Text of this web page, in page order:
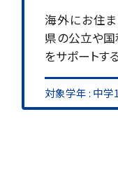
海外にお住
県の公立や
をサポートす
対象学年 : 中